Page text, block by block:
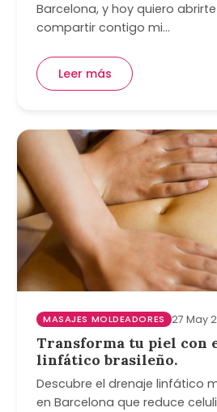
Barcelona, y hoy quiero
compartir contigo mi…
Leer más
MASAJES MOLDEADORES 27 May
Transforma tu piel con
linfático brasileño.
Descubre el drenaje linfático
en Barcelona que reduce